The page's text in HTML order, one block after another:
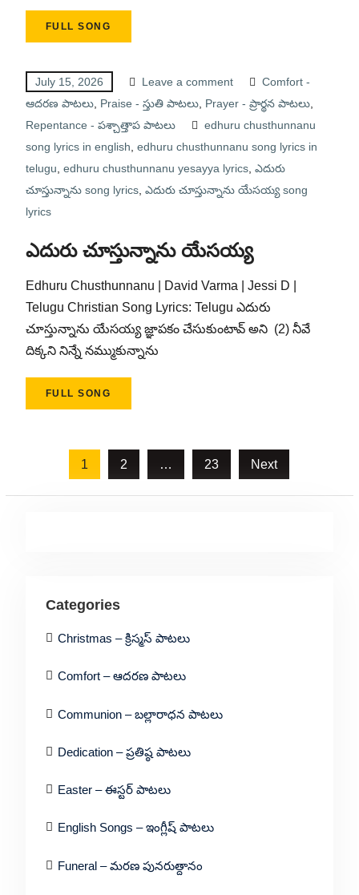
FULL SONG
July 15, 2026 Leave a comment
Comfort -
ఆదరణ పాటలు, Praise - స్తుతి పాటలు, Prayer - ప్రార్థన పాటలు,
Repentance - పశ్చాత్తాప పాటలు
edhuru chusthunnanu
song lyrics in english edhuru chusthunnanu song lyrics in
telugu edhuru chusthunnanu yesayya lyrics, ఎదురు
చూస్తున్నాను song lyrics, ఎదురు చూస్తున్నాను యేసయ్య song
lyrics
ఎదురు చూస్తున్నాను యేసయ్య
Edhuru Chusthunnanu | David Varma | Jessi D |
Telugu Christian Song Lyrics: Telugu ఎదురు
చూస్తున్నాను యేసయ్య జ్ఞాపకం చేసుకుంటావ్ అని (2) నీవే
దిక్కని నిన్నే నమ్ముకున్నాను
FULL SONG
pagination
1 2 … 23 Next
Categories
Christmas – క్రిస్మస్ పాటలు
Comfort – ఆదరణ పాటలు
Communion – బల్లారాధన పాటలు
Dedication – ప్రతిష్ఠ పాటలు
Easter – ఈస్టర్ పాటలు
English Songs – ఇంగ్లీష్ పాటలు
Funeral – మరణ పునరుత్దానం